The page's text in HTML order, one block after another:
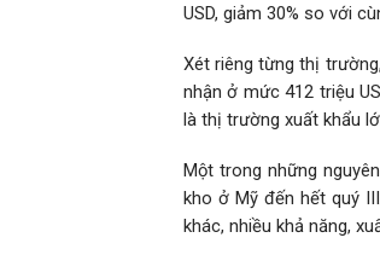
USD, giảm 30% so với
Xét riêng từng thị
nhận ở mức 412 triệu
là thị trường xuất khẩu
Một trong những
kho ở Mỹ đến hết quý
khác, nhiều khả năng,